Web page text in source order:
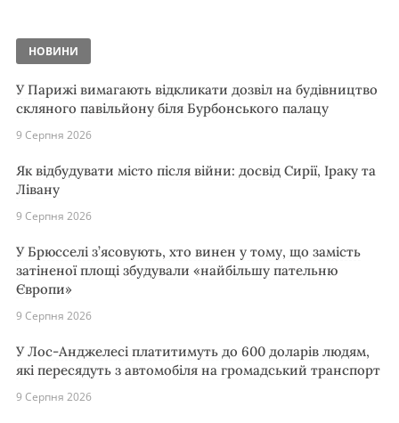
НОВИНИ
У Парижі вимагають відкликати дозвіл на будівництво
скляного павільйону біля Бурбонського палацу
9 Серпня 2026
Як відбудувати місто після війни: досвід Сирії, Іраку та
Лівану
9 Серпня 2026
У Брюсселі з’ясовують, хто винен у тому, що замість
затіненої площі збудували «найбільшу пательню
Європи»
9 Серпня 2026
У Лос-Анджелесі платитимуть до 600 доларів людям,
які пересядуть з автомобіля на громадський транспорт
9 Серпня 2026